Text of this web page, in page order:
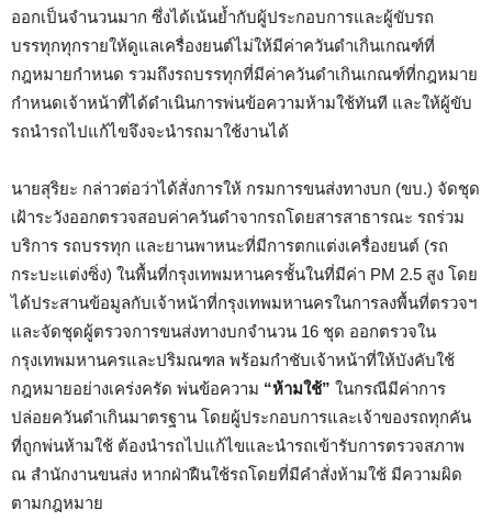
ออกเป็นจำนวนมาก ซึ่งได้เน้นย้ำกับผู้ประกอบการและผู้ขับรถ
บรรทุกทุกรายให้ดูแลเครื่องยนต์ไม่ให้มีค่าควันดำเกินเกณฑ์ที่
กฎหมายกำหนด รวมถึงรถบรรทุกที่มีค่าควันดำเกินเกณฑ์ที่กฎหมาย
กำหนดเจ้าหน้าที่ได้ดำเนินการพ่นข้อความห้ามใช้ทันที และให้ผู้ขับ
รถนำรถไปแก้ไขจึงจะนำรถมาใช้งานได้
นายสุริยะ กล่าวต่อว่าได้สั่งการให้ กรมการขนส่งทางบก (ขบ.) จัดชุด
เฝ้าระวังออกตรวจสอบค่าควันดำจากรถโดยสารสาธารณะ รถร่วม
บริการ รถบรรทุก และยานพาหนะที่มีการตกแต่งเครื่องยนต์ (รถ
กระบะแต่งซิ่ง) ในพื้นที่กรุงเทพมหานครชั้นในที่มีค่า PM 2.5 สูง โดย
ได้ประสานข้อมูลกับเจ้าหน้าที่กรุงเทพมหานครในการลงพื้นที่ตรวจฯ
และจัดชุดผู้ตรวจการขนส่งทางบกจำนวน 16 ชุด ออกตรวจใน
กรุงเทพมหานครและปริมณฑล พร้อมกำชับเจ้าหน้าที่ให้บังคับใช้
กฎหมายอย่างเคร่งครัด พ่นข้อความ “ห้ามใช้” ในกรณีมีค่าการ
ปล่อยควันดำเกินมาตรฐาน โดยผู้ประกอบการและเจ้าของรถทุกคัน
ที่ถูกพ่นห้ามใช้ ต้องนำรถไปแก้ไขและนำรถเข้ารับการตรวจสภาพ
ณ สำนักงานขนส่ง หากฝ่าฝืนใช้รถโดยที่มีคำสั่งห้ามใช้ มีความผิด
ตามกฎหมาย